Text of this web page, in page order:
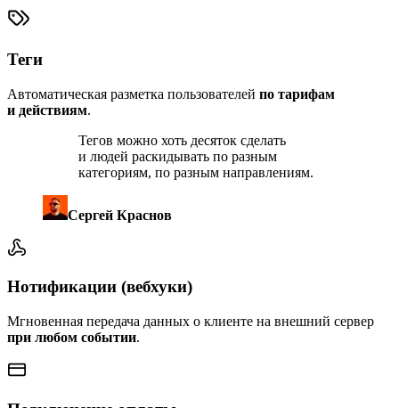
Теги
Автоматическая разметка пользователей по тарифам
и действиям.
Тегов можно хоть десяток сделать
и людей раскидывать по разным
категориям, по разным направлениям.
Сергей Краснов
Нотификации (вебхуки)
Мгновенная передача данных о клиенте на внешний сервер
при любом событии.